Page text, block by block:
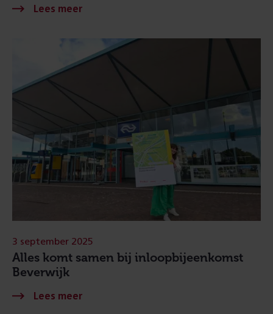
Alles komt samen bij inloopbijeenkomst
Beverwijk
3 september 2025